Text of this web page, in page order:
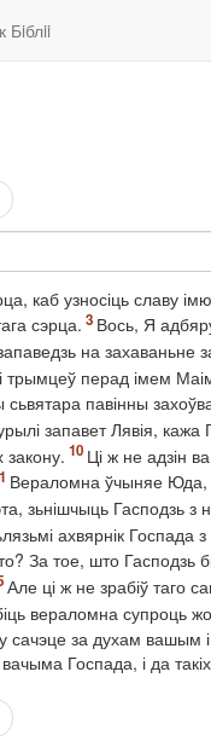
Бiблii
каб узносіць
сэрца.
Вось, Я
на
трымцеў перад імем
сьвятара павінны
запавет Лявія,
Ці ж не адзін
Вераломна ўчыняе Юда, і
зьнішчыць Гасподзь
ахвярнік Госпада
За тое, што Гасподзь
Але ці ж не зрабіў таго
вераломна супроць
сачэце за духам
Госпада, і да